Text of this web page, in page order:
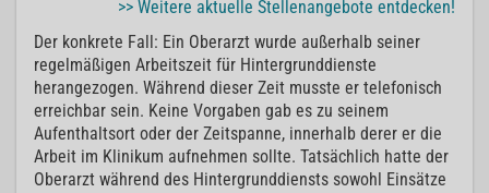
>> Weitere aktuelle Stellenangebote entdecken!
Der konkrete Fall: Ein Oberarzt wurde außerhalb seiner
regelmäßigen Arbeitszeit für Hintergrunddienste
herangezogen. Während dieser Zeit musste er telefonisch
erreichbar sein. Keine Vorgaben gab es zu seinem
Aufenthaltsort oder der Zeitspanne, innerhalb derer er die
Arbeit im Klinikum aufnehmen sollte. Tatsächlich hatte der
Oberarzt während des Hintergrunddiensts sowohl Einsätze